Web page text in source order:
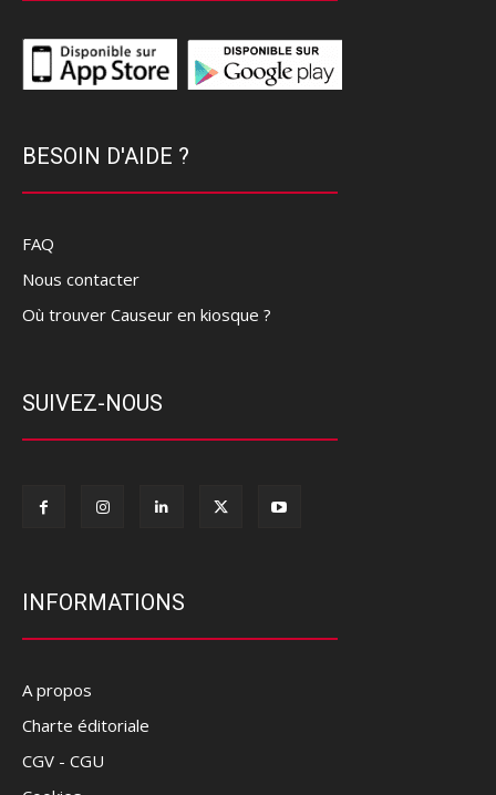
BESOIN D'AIDE ?
FAQ
Nous contacter
Où trouver Causeur en kiosque ?
SUIVEZ-NOUS
INFORMATIONS
A propos
Charte éditoriale
CGV - CGU